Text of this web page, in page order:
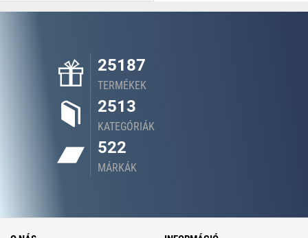
25187
TERMÉKEK
2513
KATEGÓRIÁK
522
MÁRKÁK